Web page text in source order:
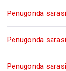
Penugonda
Penugonda
Penugonda